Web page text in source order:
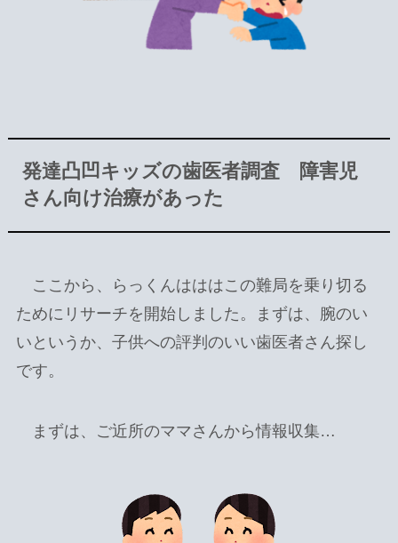
発達凸凹キッズの歯医者調査 障害児
さん向け治療があった
ここから、らっくんはははこの難局を乗り切る
ためにリサーチを開始しました。まずは、腕のい
いというか、子供への評判のいい歯医者さん探し
です。
まずは、ご近所のママさんから情報収集…